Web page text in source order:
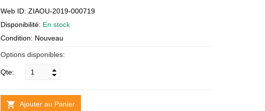
Web ID: ZIAOU-2019-000719
Disponibilité: En stock
Condition: Nouveau
Options disponibles:
Qte:
Ajouter au Panier